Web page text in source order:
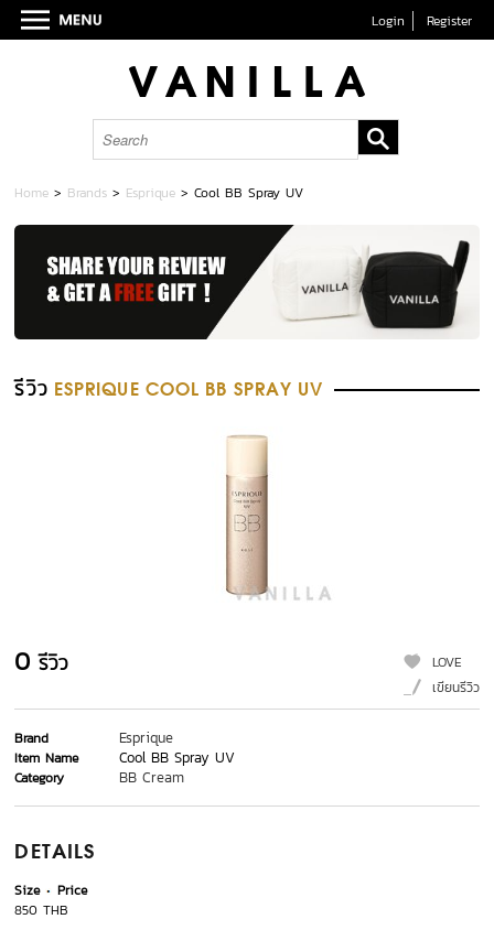
Login Register
Home > Brands > Esprique >Cool BB Spray UV
รีวิว ESPRIQUE COOL BB SPRAY UV
0 รีวิว
LOVE
เขียนรีวิว
Brand Esprique
Item Name Cool BB Spray UV
Category BB Cream
DETAILS
Size
Price
850 THB